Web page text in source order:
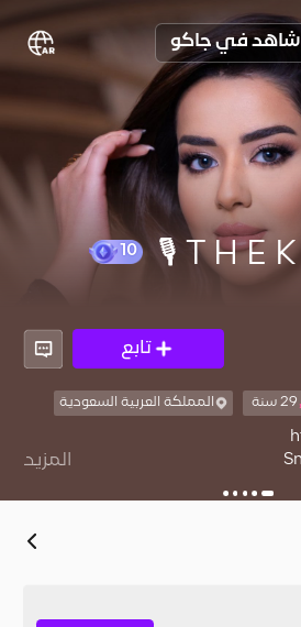
شاهد في جاكو
تابع
29 سنة المملكة العربية السعودية
المزيد